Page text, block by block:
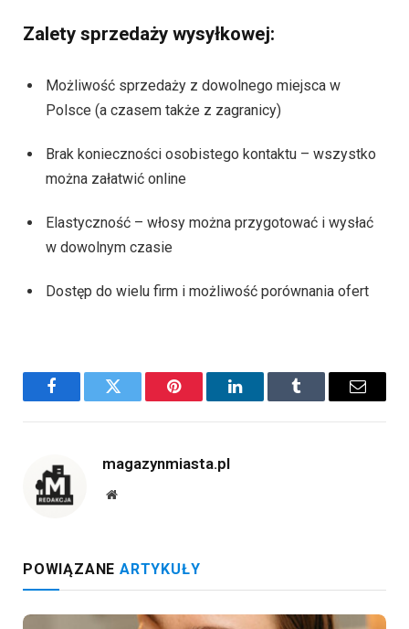
Zalety sprzedaży wysyłkowej:
Możliwość sprzedaży z dowolnego miejsca w
Polsce (a czasem także z zagranicy)
Brak konieczności osobistego kontaktu – wszystko
można załatwić online
Elastyczność – włosy można przygotować i wysłać
w dowolnym czasie
Dostęp do wielu firm i możliwość porównania ofert
FacebookTwitter Pinterest LinkedInTumblr Email
magazynmiasta.pl
Website
POWIĄZANE ARTYKUŁY